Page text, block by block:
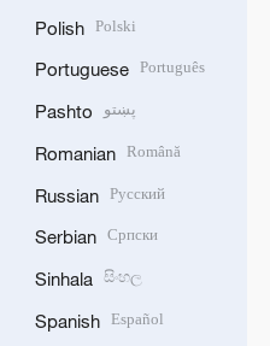
Polish Polski
Portuguese Português
Pashto پښتو
Romanian Română
Russian Русский
Serbian Српски
Sinhala සිංහල
Spanish Español